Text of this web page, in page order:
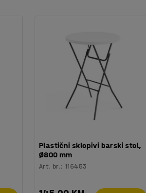
Plastični sklopivi barski stol,
Ø800 mm
Art. br.:116453